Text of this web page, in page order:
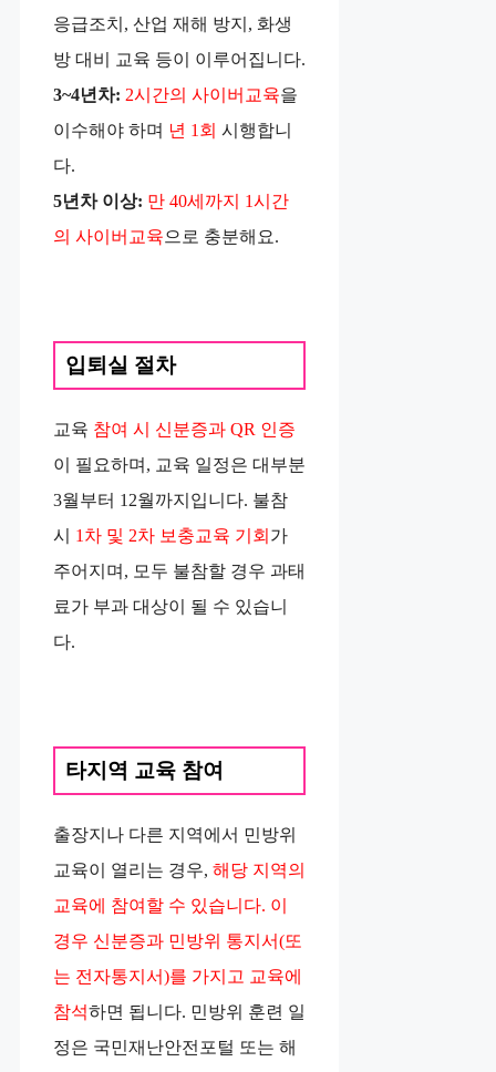
응급조치, 산업 재해 방지, 화생
방 대비 교육 등이 이루어집니다.
3~4년차: 2시간의 사이버교육을
이수해야 하며 년 1회 시행합니
다.
5년차 이상: 만 40세까지 1시간
의 사이버교육으로 충분해요.
입퇴실 절차
교육 참여 시 신분증과 QR 인증
이 필요하며, 교육 일정은 대부분
3월부터 12월까지입니다. 불참
시 1차 및 2차 보충교육 기회 가
주어지며, 모두 불참할 경우 과태
료가 부과 대상이 될 수 있습니
다.
타지역 교육 참여
출장지나 다른 지역에서 민방위
교육이 열리는 경우, 해당 지역의
교육에 참여할 수 있습니다. 이
경우 신분증과 민방위 통지서(또
는 전자통지서)를 가지고 교육에
참석하면 됩니다. 민방위 훈련 일
정은 국민재난안전포털 또는 해